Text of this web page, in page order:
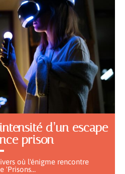
d’un escape
prison
où l'énigme rencontre
'Prisons…